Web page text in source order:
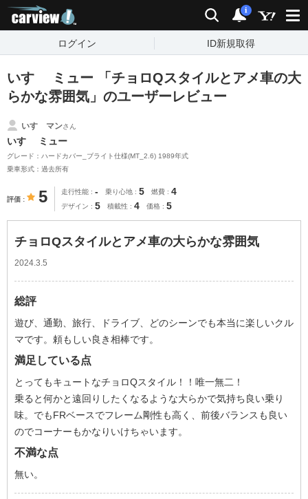
検索 通知
i
ログイン ID新規取得
いすゞ ミュー 「チョロQスタイルとアメ車の大
らかな雰囲気」のユーザーレビュー
いすゞマンさん
いすゞ ミュー
グレード：ハードカバー_ブライト仕様(MT_2.6) 1989年式
乗車形式：過去所有
評価 5 走行性能 - 乗り心地 5 燃費 4
デザイン 5 積載性 4 価格 5
チョロQスタイルとアメ車の大らかな雰囲気
2024.3.5
総評
遊び、通勤、旅行、ドライブ、どのシーンでも本当に楽しいクル
マです。頼もしい良き相棒です。
満足している点
とってもキュートなチョロQスタイル！！唯一無二！
乗ると何かと遠回りしたくなるような大らかで気持ち良い乗り
味。でもFRベースでフレーム剛性も高く、前後バランスも良い
のでコーナーもかなりいけちゃいます。
不満な点
無い。